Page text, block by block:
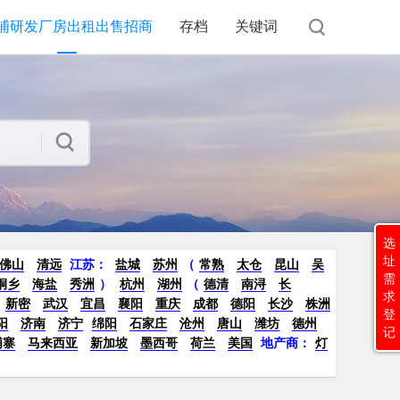
研发厂房出租出售招商 存档 关键词
佛山 清远 江苏 ： 盐城 苏州 （ 常熟 太仓 昆山
吴
乡
海盐 秀洲 ） 杭州 湖州 （ 德清 南浔
长
新密
武汉 宜昌 襄阳 重庆 成都 德阳 长沙
株洲
济南 济宁 绵阳 石家庄 沧州 唐山 潍坊
德州
寨
马来西亚 新加坡 墨西哥 荷兰 美国 地产商： 灯
选
址
需
求
登
记